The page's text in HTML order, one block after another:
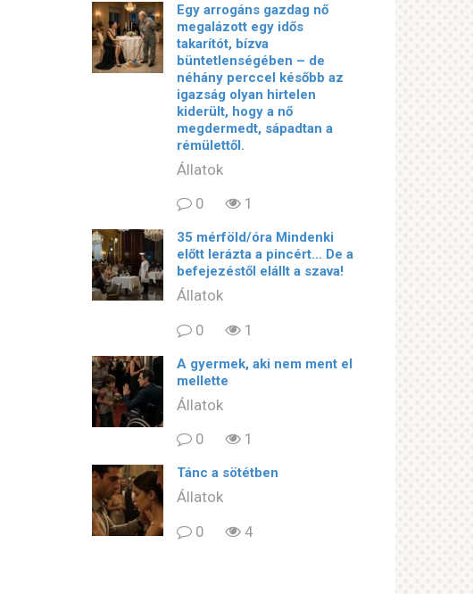
Egy arrogáns gazdag nő
megalázott egy idős
takarítót, bízva
büntetlenségében – de
néhány perccel később az
igazság olyan hirtelen
kiderült, hogy a nő
megdermedt, sápadtan a
rémülettől.
Állatok
0
1
35 mérföld/óra Mindenki
előtt lerázta a pincért… De a
befejezéstől elállt a szava!
Állatok
0
1
A gyermek, aki nem ment el
mellette
Állatok
0
1
Tánc a sötétben
Állatok
0
4